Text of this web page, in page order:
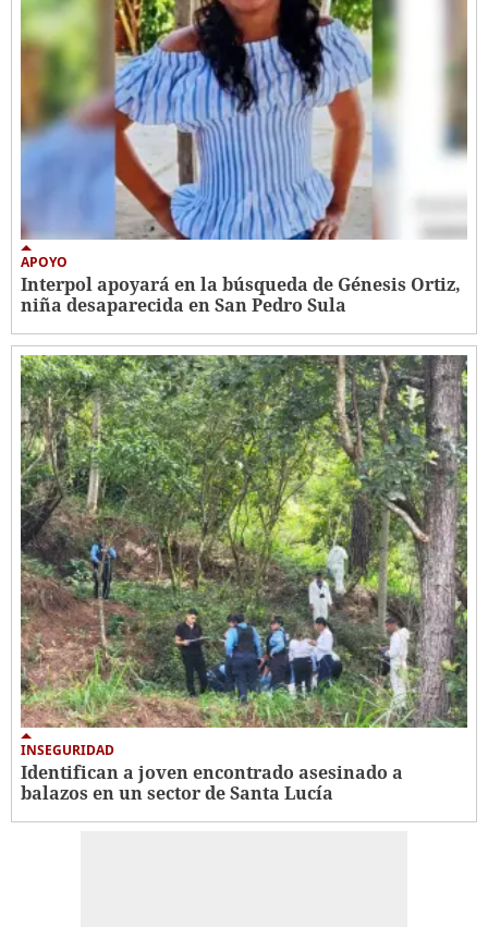
APOYO
Interpol apoyará en la búsqueda de Génesis Ortiz,
niña desaparecida en San Pedro Sula
INSEGURIDAD
Identifican a joven encontrado asesinado a
balazos en un sector de Santa Lucía